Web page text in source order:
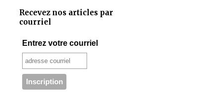
Recevez nos articles par
courriel
Entrez votre courriel